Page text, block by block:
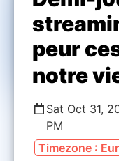
peur
notre
Sat Oct 31,
PM
Timezone :